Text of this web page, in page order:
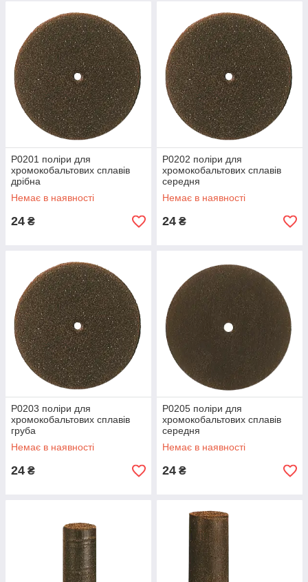
P0201 поліри для
хромокобальтових сплавів
дрібна
Немає в наявності
24 ₴
P0202 поліри для
хромокобальтових сплавів
середня
Немає в наявності
24 ₴
P0203 поліри для
хромокобальтових сплавів
груба
Немає в наявності
24 ₴
P0205 поліри для
хромокобальтових сплавів
середня
Немає в наявності
24 ₴